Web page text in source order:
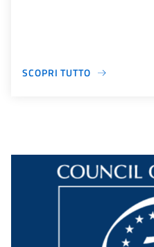
SCOPRI TUTTO